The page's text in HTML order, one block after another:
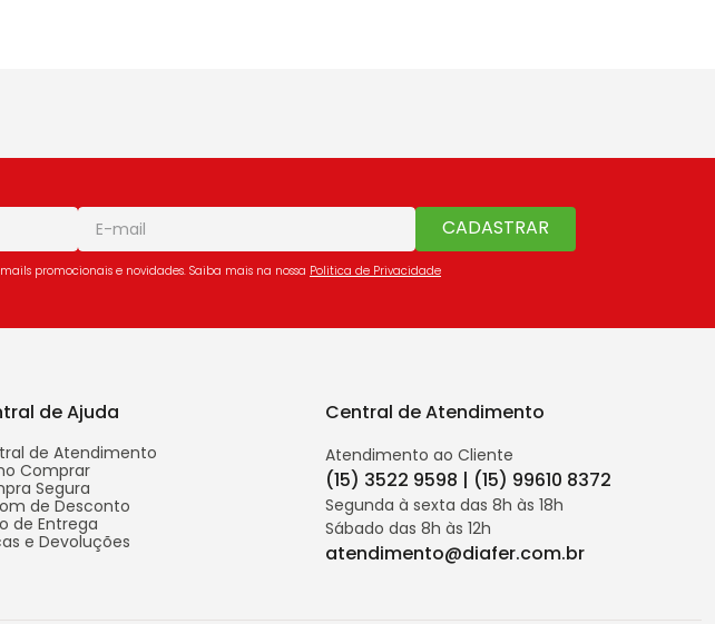
CADASTRAR
promocionais e novidades. Saiba mais na nossa Politica de Privacidade
de Ajuda
de Atendimento
Comprar
Segura
de Desconto
de Entrega
e Devoluções
Central de Atendimento
Atendimento ao Cliente
(15) 3522 9598 | (15) 99610 8372
Segunda à sexta das 8h às 18h
Sábado das 8h às 12h
atendimento@diafer.com.br